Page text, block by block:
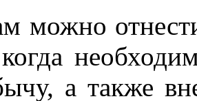
можно
а также